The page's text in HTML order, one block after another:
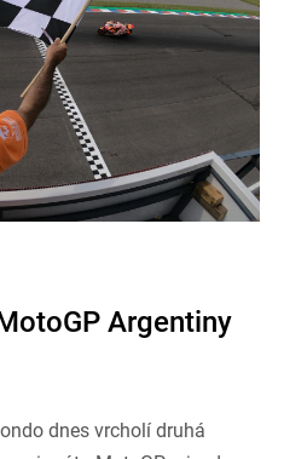
Argentiny
dnes vrcholí druhá